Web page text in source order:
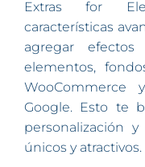
Extras for
características
agregar
elementos,
Google. Esto te
personalización
únicos y atractivos.